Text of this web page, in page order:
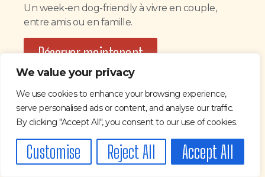
We value your privacy
We use cookies to enhance your browsing experience,
serve personalised ads or content, and analyse our traffic.
By clicking "Accept All", you consent to our use of cookies.
Customise Reject All Accept All
Un week-en dog-friendly à vivre en couple,
entre amis ou en famille.
Réserver maintenant